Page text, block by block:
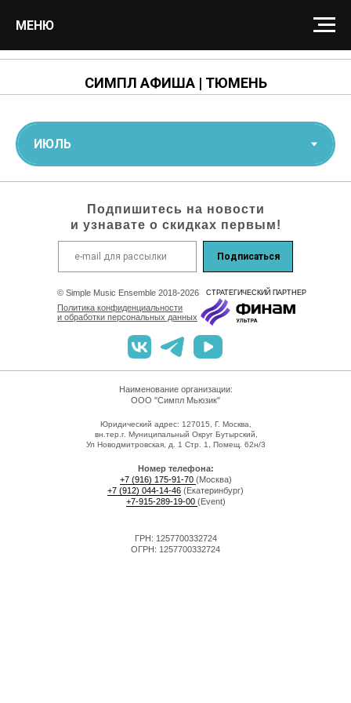
МЕНЮ
СИМПЛ АФИША | ТЮМЕНЬ
© Simple Music Ensemble 2018-2026
Подписаться
Подпишитесь на новости
и узнавате о скидках первым!
Политика конфиденциальности
и обработки персональных данных
ГРН: 1257700332724
ОГРН: 1257700332724
Номер телефона:
+7 (916) 175-91-70 (Москва)
+7 (912) 044-14-46 (Екатеринбург)
+7-915-289-19-00 (Event)
Юридический адрес: 127015, Г. Москва,
вн.тер.г. Муниципальный Округ Бутырский,
Ул Новодмитровская, д. 1 Стр. 1, Помещ. 62н/3
Наименование организации:
ООО "Симпл Мьюзик"
СТРАТЕГИЧEСКИЙ ПАРТНЕР